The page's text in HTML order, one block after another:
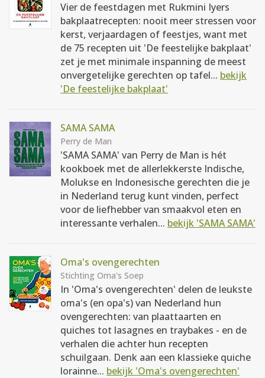
Vier de feestdagen met Rukmini Iyers
bakplaatrecepten: nooit meer stressen voor
kerst, verjaardagen of feestjes, want met
de 75 recepten uit 'De feestelijke bakplaat'
zet je met minimale inspanning de meest
onvergetelijke gerechten op tafel... bekijk
'De feestelijke bakplaat'
SAMA SAMA
Perry de Man
'SAMA SAMA' van Perry de Man is hét
kookboek met de allerlekkerste Indische,
Molukse en Indonesische gerechten die je
in Nederland terug kunt vinden, perfect
voor de liefhebber van smaakvol eten en
interessante verhalen... bekijk 'SAMA SAMA'
Oma's ovengerechten
Stichting Oma's Soep
In 'Oma's ovengerechten' delen de leukste
oma's (en opa's) van Nederland hun
ovengerechten: van plaattaarten en
quiches tot lasagnes en traybakes - en de
verhalen die achter hun recepten
schuilgaan. Denk aan een klassieke quiche
lorainne... bekijk 'Oma's ovengerechten'